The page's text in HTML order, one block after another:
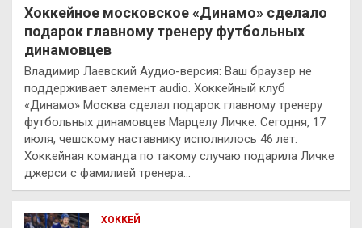
Хоккейное московское «Динамо» сделало
подарок главному тренеру футбольных
динамовцев
Владимир Лаевский Аудио-версия: Ваш браузер не
поддерживает элемент audio. Хоккейный клуб
«Динамо» Москва сделал подарок главному тренеру
футбольных динамовцев Марцелу Личке. Сегодня, 17
июля, чешскому наставнику исполнилось 46 лет.
Хоккейная команда по такому случаю подарила Личке
джерси с фамилией тренера…
ХОККЕЙ